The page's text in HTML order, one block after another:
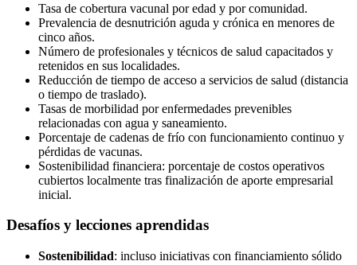
Tasa de cobertura vacunal por edad y por comunidad.
Prevalencia de desnutrición aguda y crónica en menores de
cinco años.
Número de profesionales y técnicos de salud capacitados y
retenidos en sus localidades.
Reducción de tiempo de acceso a servicios de salud (distancia
o tiempo de traslado).
Tasas de morbilidad por enfermedades prevenibles
relacionadas con agua y saneamiento.
Porcentaje de cadenas de frío con funcionamiento continuo y
pérdidas de vacunas.
Sostenibilidad financiera: porcentaje de costos operativos
cubiertos localmente tras finalización de aporte empresarial
inicial.
Desafíos y lecciones aprendidas
Sostenibilidad: incluso iniciativas con financiamiento sólido